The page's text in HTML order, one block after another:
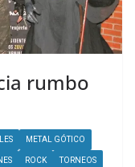
rumbo
METAL GÓTICO
ROCK TORNEOS